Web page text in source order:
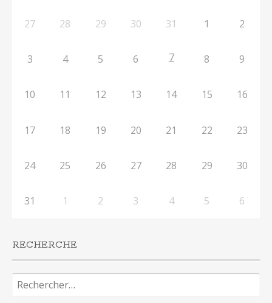
27 28 29 30 31 1 2
3 4 5 6 7 8 9
10 11 12 13 14 15 16
17 18 19 20 21 22 23
24 25 26 27 28 29 30
31 1 2 3 4 5 6
RECHERCHE